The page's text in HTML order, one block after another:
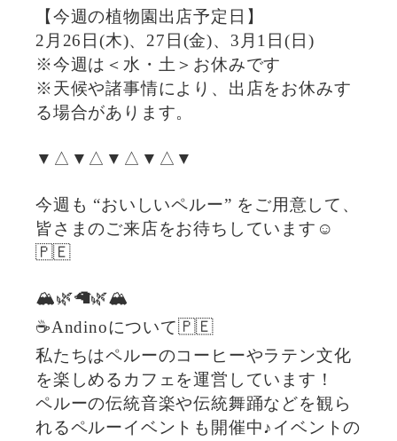
【今週の植物園出店予定日】
2月26日(木)、27日(金)、3月1日(日)
※今週は＜水・土＞お休みです
※天候や諸事情により、出店をお休みす
る場合があります。
▼△▼△▼△▼△▼
今週も “おいしいペルー” をご用意して、
皆さまのご来店をお待ちしています☺️
🇵🇪
🏔️🌿🦙🌿🏔️
☕️Andinoについて🇵🇪
私たちはペルーのコーヒーやラテン文化
を楽しめるカフェを運営しています！
ペルーの伝統音楽や伝統舞踊などを観ら
れるペルーイベントも開催中♪イベントの